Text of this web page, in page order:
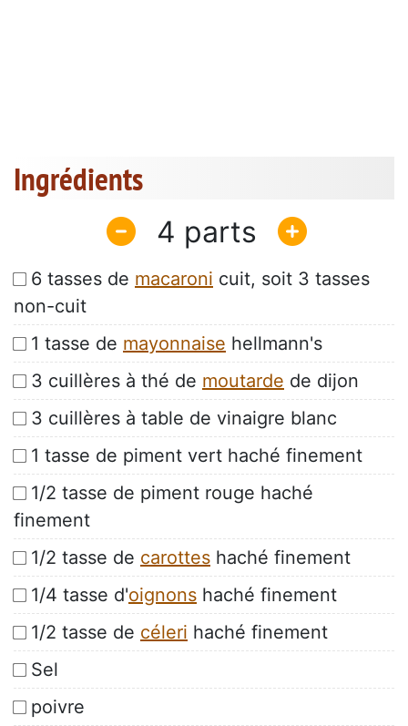
Ingrédients
4
6 tasses de macaroni cuit, soit 3 tasses
non-cuit
1 tasse de mayonnaise hellmann's
3 cuillères à thé de moutarde de dijon
3 cuillères à table de vinaigre blanc
1 tasse de piment vert haché finement
1/2 tasse de piment rouge haché
finement
1/2 tasse de carottes haché finement
1/4 tasse d'oignons haché finement
1/2 tasse de céleri haché finement
Sel
poivre